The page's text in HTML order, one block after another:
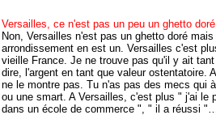
Versailles, ce n'est pas un peu un ghetto
Non, Versailles n'est pas un ghetto doré
arrondissement en est un. Versailles c'est
vieille France. Je ne trouve pas qu'il y ait
dire, l'argent en tant que valeur ostentatoire.
ne le montre pas. Tu n'as pas des mecs qui
ou une smart. A Versailles, c'est plus " j'ai le
dans un école de commerce ", " il a réussi